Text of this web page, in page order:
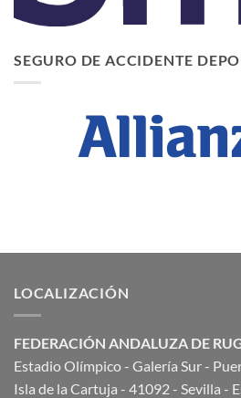
SEGURO DE ACCIDENTE
LOCALIZACIÓN
FEDERACIÓN ANDALUZA DE
Estadio Olímpico - Galería Sur -
Isla de la Cartuja - 41092 - Sevilla -